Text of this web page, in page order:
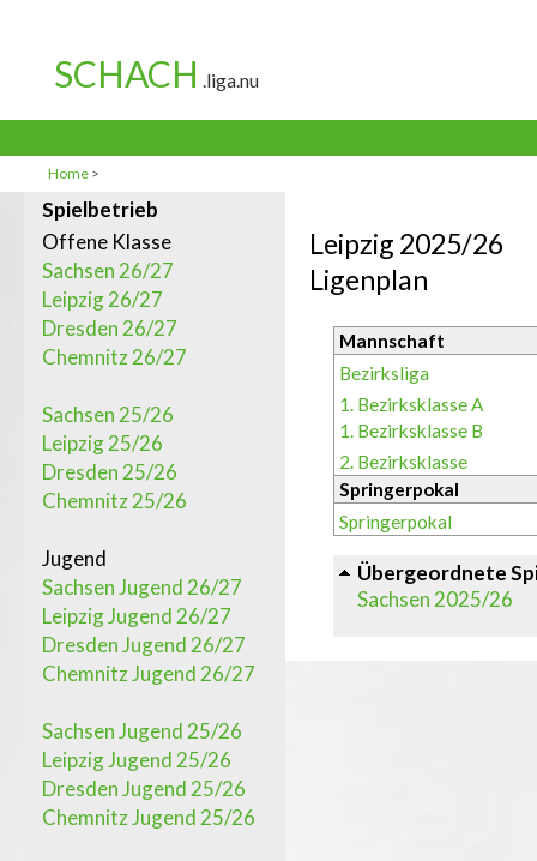
Home >
Spielbetrieb
Offene Klasse
Sachsen 26/27
Leipzig 26/27
Dresden 26/27
Chemnitz 26/27
Sachsen 25/26
Leipzig 25/26
Dresden 25/26
Chemnitz 25/26
Jugend
Sachsen Jugend 26/27
Leipzig Jugend 26/27
Dresden Jugend 26/27
Chemnitz Jugend 26/27
Sachsen Jugend 25/26
Leipzig Jugend 25/26
Dresden Jugend 25/26
Chemnitz Jugend 25/26
Leipzig 2025/26
Ligenplan
Mannschaft
Bezirksliga
1. Bezirksklasse A
1. Bezirksklasse B
2. Bezirksklasse
Springerpokal
Springerpokal
Übergeordnete
Sachsen 2025/26